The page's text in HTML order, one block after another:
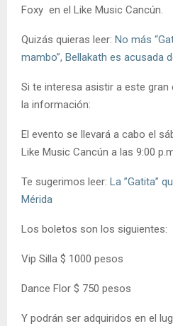
Foxy en el Like Music Cancún.
Quizás quieras leer: No más
mambo”, Bellakath es acusada
Si te interesa asistir a este
la información:
El evento se llevará a cabo el
Like Music Cancún a las 9:00
Te sugerimos leer: La ”Gatita”
Mérida
Los boletos son los siguientes:
Vip Silla $ 1000 pesos
Dance Flor $ 750 pesos
Y podrán ser adquiridos en el